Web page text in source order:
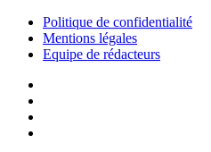
Politique de confidentialité
Mentions légales
Equipe de rédacteurs